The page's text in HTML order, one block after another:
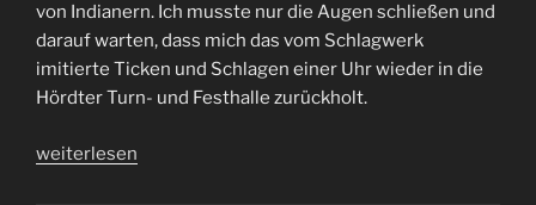
von Indianern. Ich musste nur die Augen schließen und
darauf warten, dass mich das vom Schlagwerk
imitierte Ticken und Schlagen einer Uhr wieder in die
Hördter Turn- und Festhalle zurückholt.
„Grenzenlose
weiterlesen